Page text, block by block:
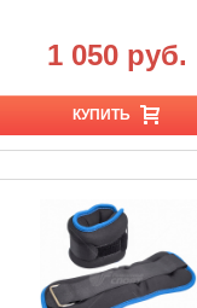
1 050 руб.
КУПИТЬ